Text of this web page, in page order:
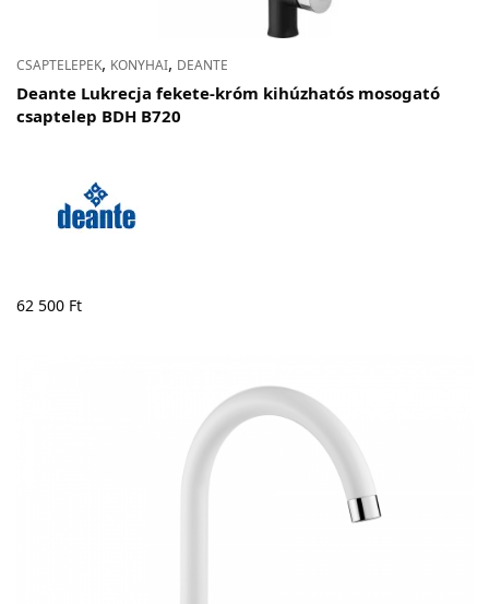
CSAPTELEPEK, KONYHAI, DEANTE
Deante Lukrecja fekete-króm kihúzhatós mosogató
csaptelep BDH B720
62 500 Ft